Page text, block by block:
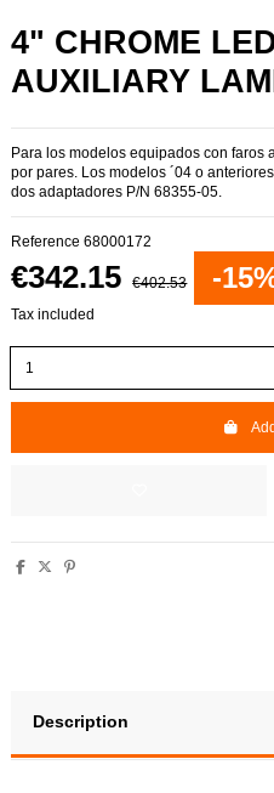
4" CHROME
AUXILIARY
Para los modelos equipados con faros
por pares. Los modelos ´04 o
dos adaptadores P/N 68355-05.
Reference 68000172
€342.15 €402.53 -
Tax included
Description